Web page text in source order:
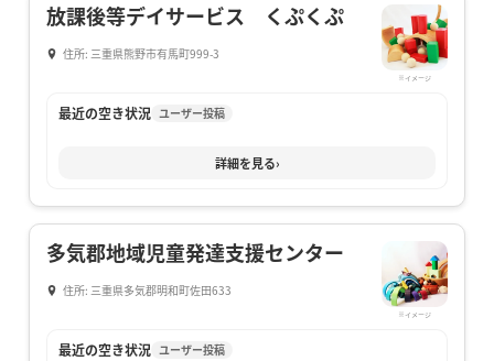
放課後等デイサービス くぷくぷ
住所: 三重県熊野市有馬町999-3
※イメージ
最近の空き状況 ユーザー投稿
詳細を見る›
多気郡地域児童発達支援センター
住所: 三重県多気郡明和町佐田633
※イメージ
最近の空き状況 ユーザー投稿